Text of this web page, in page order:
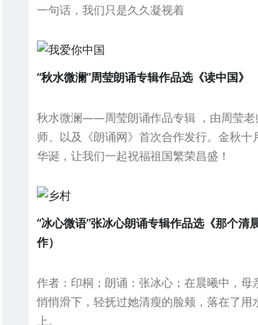
一句话，我们只是久久凝视着
“秋水微澜”周莹朗诵专辑作品选《读中国》
秋水微澜——周莹朗诵作品专辑 ，由周莹老
师、以及《朗诵网》首次合作发行。金秋十
华诞，让我们一起祝福祖国繁荣昌盛！
“冰心微语”张冰心朗诵专辑作品选《那个清
作）
作者：印桐；朗诵：张冰心；在晨曦中，母
悄悄滑下，轻抚过她清瘦的脸颊，落在了用
上。